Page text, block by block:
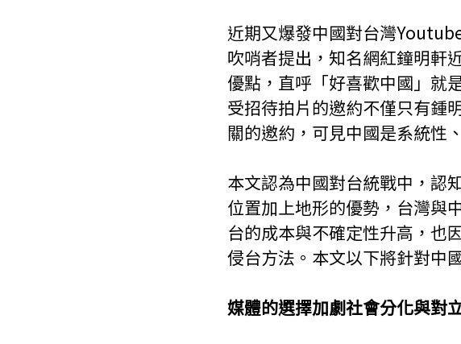
近期又爆發中國對台灣
吹哨者提出，知名網紅鐘明軒
優點，直呼「好喜歡中國」就
受招待拍片的邀約不僅只有鍾
關的邀約，可見中國是系統性
本文認為中國對台統戰中，認
位置加上地形的優勢，台灣與
台的成本與不確定性升高，也
侵台方法。本文以下將針對中
媒體的選擇加劇社會分化與對